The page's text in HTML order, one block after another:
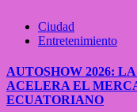
Ciudad
Entretenimiento
AUTOSHOW 2026:
ACELERA EL
ECUATORIANO